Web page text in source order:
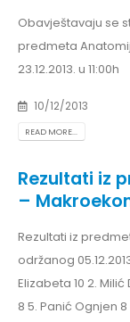
Obavještavaju se
predmeta
23.12.2013. u 11:00h
10/12/2013
READ MORE...
Rezultati iz
–
Rezultati iz
održanog
Elizabeta 10 2.
8 5. Panić Ognjen 8